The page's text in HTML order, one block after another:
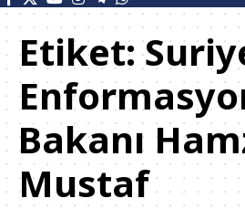
Etiket:
Bakanı
Mustaf